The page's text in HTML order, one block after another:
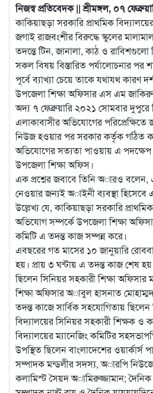
নিজস্ব প্রতিবেদক || শ্রীমঙ্গল, ০৭
কাকিয়াছড়া সরকারি প্রাথমিক
জগাই রাজবংশীর বিরুদ্ধে স্কুলের
তদন্তে টিন, জানালা, কাঠ ও রাবিশগুলো
সকল বিষয় বিস্তারিত পর্যালোচনার পর
পূর্বে ব্যাখ্যা চেয়ে তাকে যথাযথ কারণ
উপজেলা শিক্ষা অফিসার এস এম
অদ্য ৭ ফেব্রুয়ারি ২০২১ সোমবার দুপুরে
এলাকাবাসীর অভিযোগের পরিপ্রেক্ষিতে
নিউজ হওয়ার পর সরকার কর্তৃক গঠিত
অভিযোগের সত্যতা পাওয়ায় এ পদক্ষেপ
উপজেলা শিক্ষা অফিস।
এক প্রশ্নের জবাবে তিনি অারও বলেন,
নেওয়ার জন্যই অাইনী ব্যবস্থা হিসেবে
উল্লেখ্য যে, কাকিয়াছড়া সরকারি
অভিযোগ সম্পর্কে উপজেলা শিক্ষা
কমিটি এ তদন্ত কাজ সম্পন্ন করে।
এবছরের গত মাসের ১০ জানুয়ারি
হয়। প্রায় ৩ ঘন্টায় এ তদন্ত কাজ শেষ
ছিলেন সিনিয়র সহকারী শিক্ষা
শিক্ষা অফিসার অাবুল হাসনাত
তদন্ত কাজে সার্বিক সহযোগিতায়
বিদ্যালয়ের সিনিয়র সহকারী শিক্ষক ও
বিদ্যালয়ের ম্যানেজিং কমিটির
উপস্থিত ছিলেন বাংলাদেশের ওয়ার্কার্স
সম্পাদক মন্ডলীর সদস্য, অারপি
কলামিস্ট সৈয়দ অামিরুজ্জামান; দৈনিক